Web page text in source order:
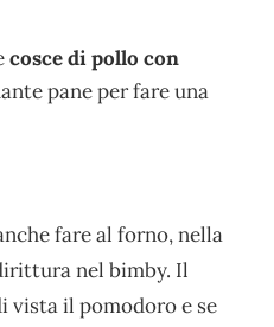
cosce di pollo con
pane per fare una
fare al forno, nella
nel bimby. Il
vista il pomodoro e se